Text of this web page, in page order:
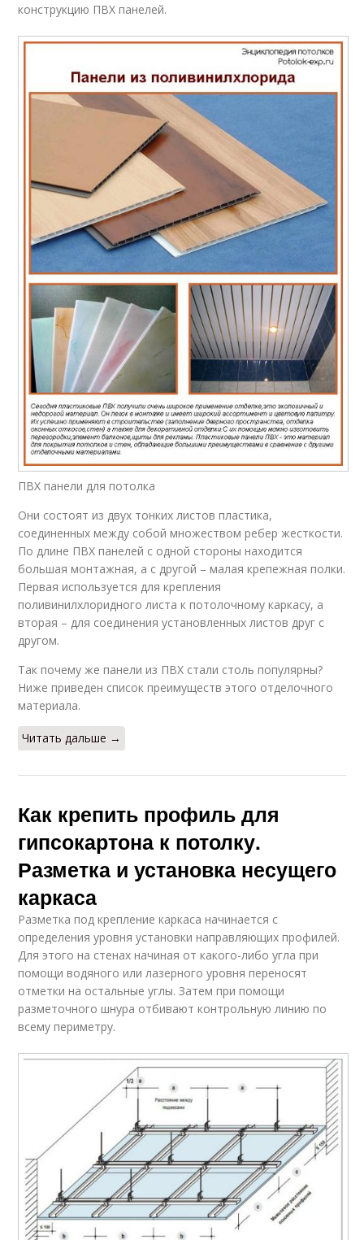
конструкцию ПВХ панелей.
ПВХ панели для потолка
Они состоят из двух тонких листов пластика,
соединенных между собой множеством ребер жесткости.
По длине ПВХ панелей с одной стороны находится
большая монтажная, а с другой – малая крепежная полки.
Первая используется для крепления
поливинилхлоридного листа к потолочному каркасу, а
вторая – для соединения установленных листов друг с
другом.
Так почему же панели из ПВХ стали столь популярны?
Ниже приведен список преимуществ этого отделочного
материала.
Читать дальше →
Как крепить профиль для
гипсокартона к потолку.
Разметка и установка несущего
каркаса
Разметка под крепление каркаса начинается с
определения уровня установки направляющих профилей.
Для этого на стенах начиная от какого-либо угла при
помощи водяного или лазерного уровня переносят
отметки на остальные углы. Затем при помощи
разметочного шнура отбивают контрольную линию по
всему периметру.